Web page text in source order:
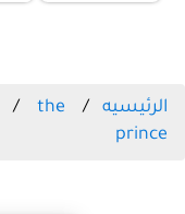
الرئيسيه
the
prince